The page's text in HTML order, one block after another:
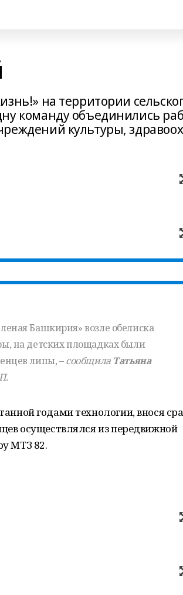
на территории
команду объединились
культуры,
Башкирия» возле обелиска
на детских площадках были
липы, –сообщила Татьяна
годами технологии, внося
осуществлялся из передвижной
МТЗ 82.